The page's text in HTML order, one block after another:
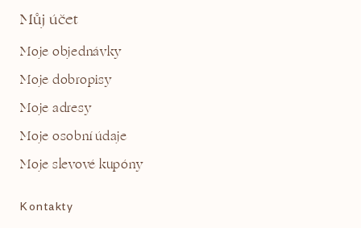
Můj účet
Moje objednávky
Moje dobropisy
Moje adresy
Moje osobní údaje
Moje slevové kupóny
Kontakty